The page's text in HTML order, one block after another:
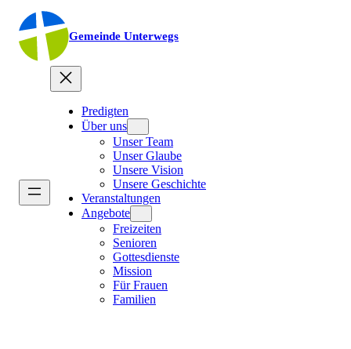
Gemeinde Unterwegs
Predigten
Über uns
Unser Team
Unser Glaube
Unsere Vision
Unsere Geschichte
Veranstaltungen
Angebote
Freizeiten
Senioren
Gottesdienste
Mission
Für Frauen
Familien